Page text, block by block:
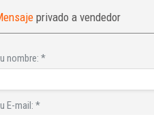
privado a vendedor
nombre: *
E-mail: *